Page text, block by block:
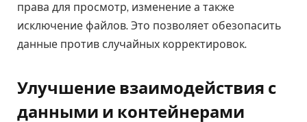
права для просмотр, изменение а также
исключение файлов. Это позволяет обезопасить
данные против случайных корректировок.
Улучшение взаимодействия с
данными и контейнерами